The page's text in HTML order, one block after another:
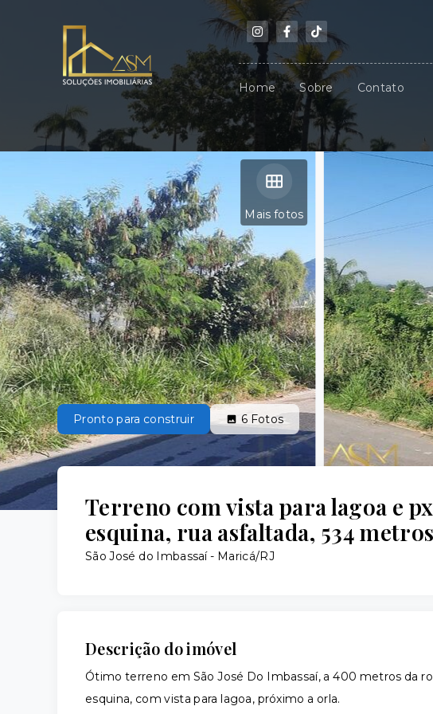
Home Sobre Contato
Mais fotos
Pronto para construir 6 Fotos
Terreno com vista para lagoa e
esquina, rua asfaltada, 534
São José do Imbassaí - Maricá/RJ
Descrição do imóvel
Ótimo terreno em São José Do Imbassaí, a 400 metros da
esquina, com vista para lagoa, próximo a orla.